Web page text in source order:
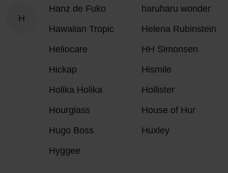
H
Hanz de Fuko
haruharu wonder
Hawaiian Tropic
Helena Rubinstein
Heliocare
HH Simonsen
Hickap
Hismile
Holika Holika
Hollister
Hourglass
House of Hur
Hugo Boss
Huxley
Hyggee